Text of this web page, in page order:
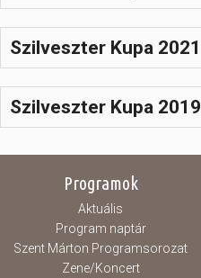
Szilveszter Kupa 2021
Szilveszter Kupa 2019
Programok
Aktuális
Program naptár
Szent Márton Programsorozat
Zene/Koncert